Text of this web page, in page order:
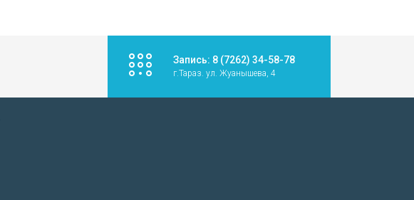
Запись: 8 (7262) 34-58-78
г.Тараз. ул. Жуанышева, 4